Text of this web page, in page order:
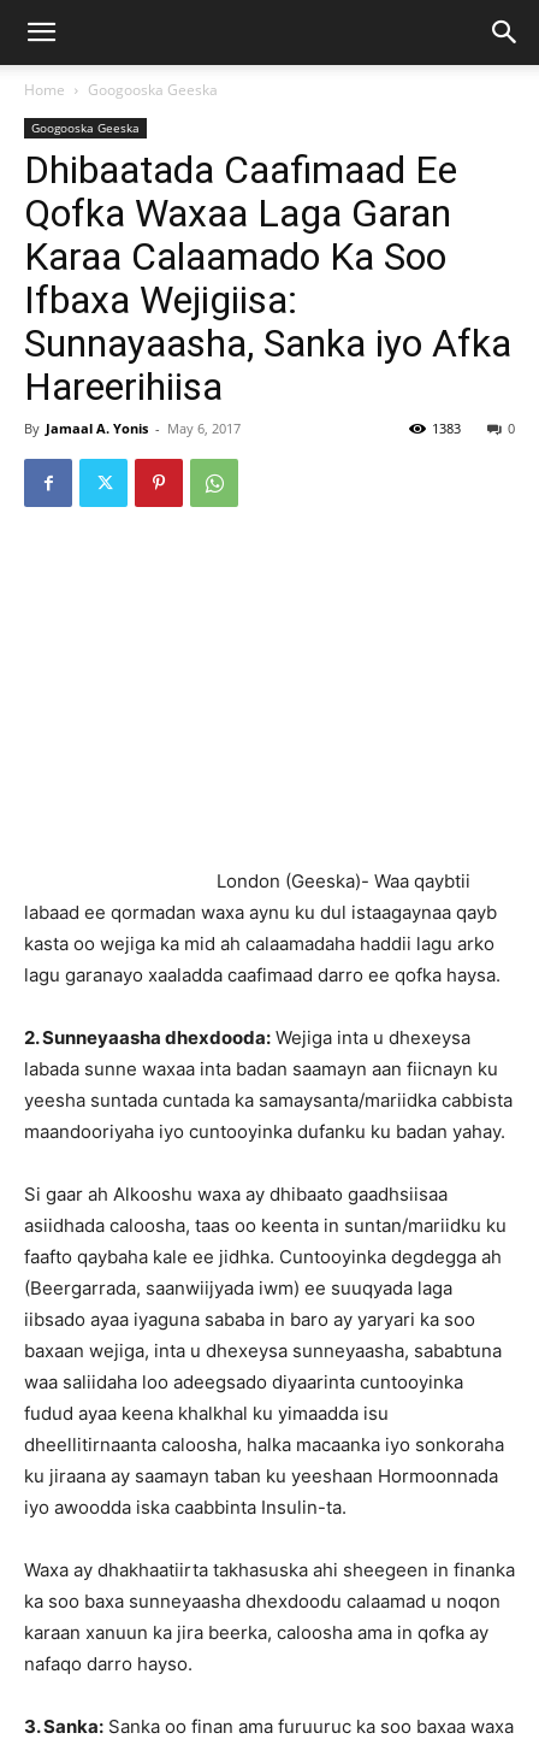
Home Googooska Geeska
Googooska Geeska
Dhibaatada Caafimaad Ee
Qofka Waxaa Laga Garan
Karaa Calaamado Ka Soo
Ifbaxa Wejigiisa:
Sunnayaasha, Sanka iyo Afka
Hareerihiisa
By Jamaal A. Yonis - May 6, 2017 0
1383
London (Geeska)- Waa qaybtii
labaad ee qormadan waxa aynu ku dul istaagaynaa qayb
kasta oo wejiga ka mid ah calaamadaha haddii lagu arko
lagu garanayo xaaladda caafimaad darro ee qofka haysa.
2. Sunneyaasha dhexdooda: Wejiga inta u dhexeysa
labada sunne waxaa inta badan saamayn aan fiicnayn ku
yeesha suntada cuntada ka samaysanta/mariidka cabbista
maandooriyaha iyo cuntooyinka dufanku ku badan yahay.
Si gaar ah Alkooshu waxa ay dhibaato gaadhsiisaa
asiidhada caloosha, taas oo keenta in suntan/mariidku ku
faafto qaybaha kale ee jidhka. Cuntooyinka degdegga ah
(Beergarrada, saanwiijyada iwm) ee suuqyada laga
iibsado ayaa iyaguna sababa in baro ay yaryari ka soo
baxaan wejiga, inta u dhexeysa sunneyaasha, sababtuna
waa saliidaha loo adeegsado diyaarinta cuntooyinka
fudud ayaa keena khalkhal ku yimaadda isu
dheellitirnaanta caloosha, halka macaanka iyo sonkoraha
ku jiraana ay saamayn taban ku yeeshaan Hormoonnada
iyo awoodda iska caabbinta Insulin-ta.
Waxa ay dhakhaatiirta takhasuska ahi sheegeen in finanka
ka soo baxa sunneyaasha dhexdoodu calaamad u noqon
karaan xanuun ka jira beerka, caloosha ama in qofka ay
nafaqo darro hayso.
3. Sanka: Sanka oo finan ama furuuruc ka soo baxaa waxa